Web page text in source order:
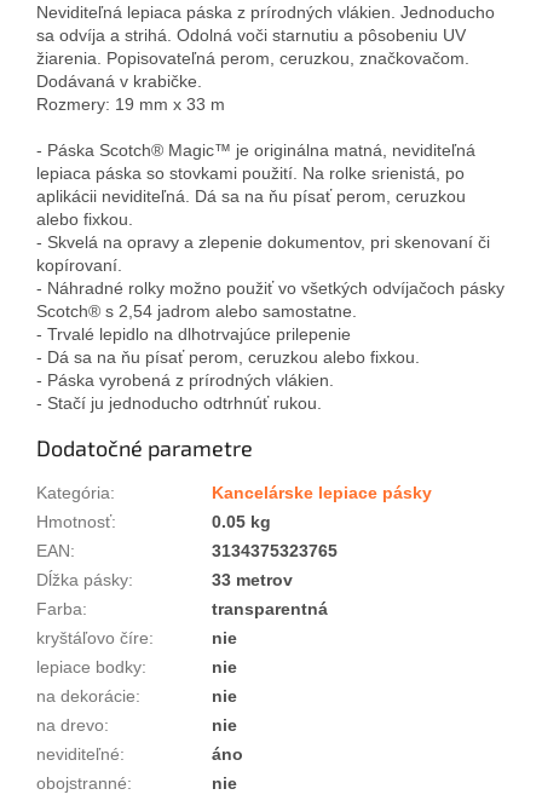
Neviditeľná lepiaca páska z prírodných vlákien. Jednoducho
sa odvíja a strihá. Odolná voči starnutiu a pôsobeniu UV
žiarenia. Popisovateľná perom, ceruzkou, značkovačom.
Dodávaná v krabičke.
Rozmery: 19 mm x 33 m
- Páska Scotch® Magic™ je originálna matná, neviditeľná
lepiaca páska so stovkami použití. Na rolke srienistá, po
aplikácii neviditeľná. Dá sa na ňu písať perom, ceruzkou
alebo fixkou.
- Skvelá na opravy a zlepenie dokumentov, pri skenovaní či
kopírovaní.
- Náhradné rolky možno použiť vo všetkých odvíjačoch pásky
Scotch® s 2,54 jadrom alebo samostatne.
- Trvalé lepidlo na dlhotrvajúce prilepenie
- Dá sa na ňu písať perom, ceruzkou alebo fixkou.
- Páska vyrobená z prírodných vlákien.
- Stačí ju jednoducho odtrhnúť rukou.
Dodatočné parametre
Kategória:
Kancelárske lepiace pásky
Hmotnosť:
0.05 kg
EAN:
3134375323765
Dĺžka pásky:
33 metrov
Farba:
transparentná
kryštáľovo číre:
nie
lepiace bodky:
nie
na dekorácie:
nie
na drevo:
nie
neviditeľné:
áno
obojstranné:
nie